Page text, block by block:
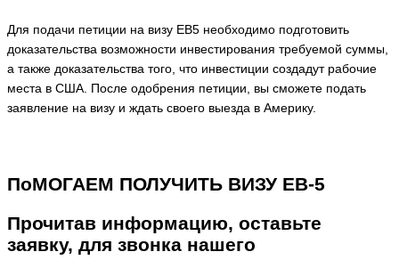
Для подачи петиции на визу EB5 необходимо подготовить
доказательства возможности инвестирования требуемой суммы,
а также доказательства того, что инвестиции создадут рабочие
места в США. После одобрения петиции, вы сможете подать
заявление на визу и ждать своего выезда в Америку.
ПоМОГАЕМ ПОЛУЧИТЬ ВИЗУ EB-5
Прочитав информацию, оставьте
заявку, для звонка нашего